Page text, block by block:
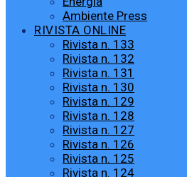
Ambiente Press
RIVISTA ONLINE
Rivista n. 133
Rivista n. 132
Rivista n. 131
Rivista n. 130
Rivista n. 129
Rivista n. 128
Rivista n. 127
Rivista n. 126
Rivista n. 125
Rivista n. 124